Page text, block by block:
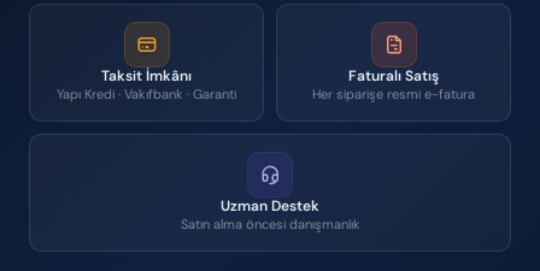
Taksit İmkânı
Yapı Kredi · Vakıfbank · Garanti
Faturalı Satış
Her siparişe resmi e-fatura
Uzman Destek
Satın alma öncesi danışmanlık